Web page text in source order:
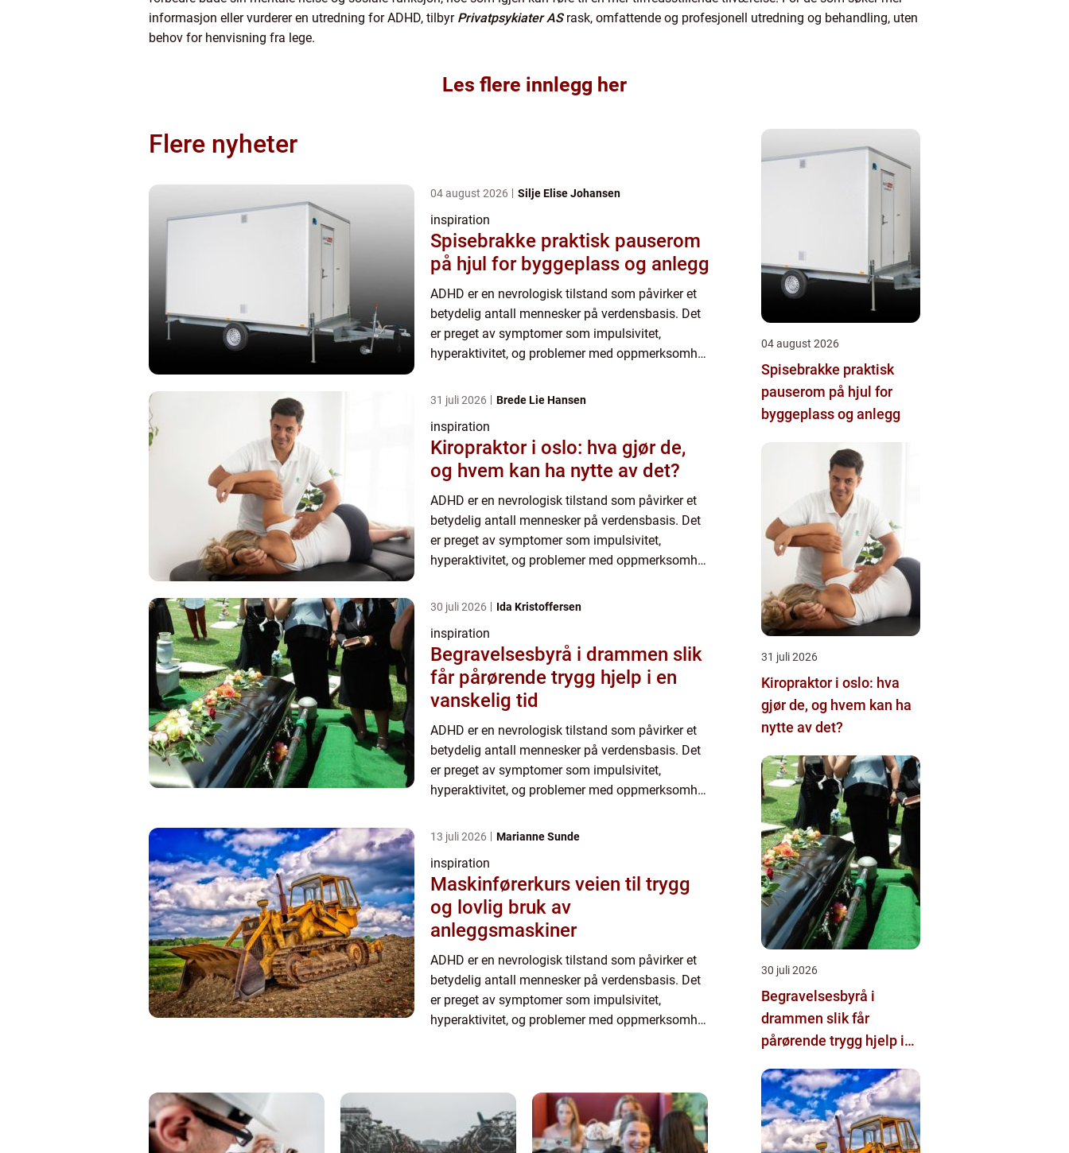
informasjon eller vurderer en utredning for ADHD, tilbyr Privatpsykiater AS rask, omfattende og profesjonell utredning og behandling, uten
behov for henvisning fra lege.
Les flere innlegg her
Flere nyheter
04 august 2026 Silje Elise Johansen
inspiration
Spisebrakke praktisk pauserom
på hjul for byggeplass og anlegg
ADHD er en nevrologisk tilstand som påvirker et
betydelig antall mennesker på verdensbasis. Det
er preget av symptomer som impulsivitet,
hyperaktivitet, og problemer med oppmerksomhet
31 juli 2026 Brede Lie Hansen
inspiration
Kiropraktor i oslo: hva gjør de,
og hvem kan ha nytte av det?
ADHD er en nevrologisk tilstand som påvirker et
betydelig antall mennesker på verdensbasis. Det
er preget av symptomer som impulsivitet,
hyperaktivitet, og problemer med oppmerksomhet
30 juli 2026 Ida Kristoffersen
inspiration
Begravelsesbyrå i drammen slik
får pårørende trygg hjelp i en
vanskelig tid
ADHD er en nevrologisk tilstand som påvirker et
betydelig antall mennesker på verdensbasis. Det
er preget av symptomer som impulsivitet,
hyperaktivitet, og problemer med oppmerksomhet
13 juli 2026 Marianne Sunde
inspiration
Maskinførerkurs veien til trygg
og lovlig bruk av
anleggsmaskiner
ADHD er en nevrologisk tilstand som påvirker et
betydelig antall mennesker på verdensbasis. Det
er preget av symptomer som impulsivitet,
hyperaktivitet, og problemer med oppmerksomhet
04 august 2026
Spisebrakke praktisk
pauserom på hjul for
byggeplass og anlegg
31 juli 2026
Kiropraktor i oslo: hva
gjør de, og hvem kan ha
nytte av det?
30 juli 2026
Begravelsesbyrå i
drammen slik får
pårørende trygg hjelp i